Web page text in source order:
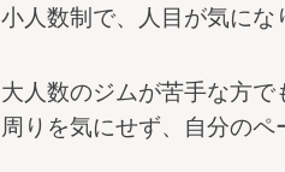
小人数制で、人目が気にな
大人数のジムが苦手な方で
周りを気にせず、自分のペ